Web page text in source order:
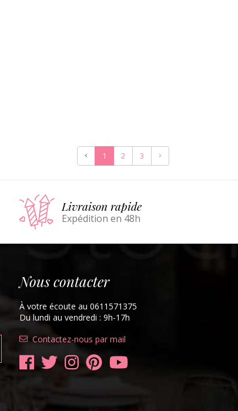
Précédent
1 2 3 Suivant
Livraison rapide
Expédition en 48h
Nous contacter
À votre écoute au 0611571375
Du lundi au vendredi : 9h-17h
Contactez-nous par mail